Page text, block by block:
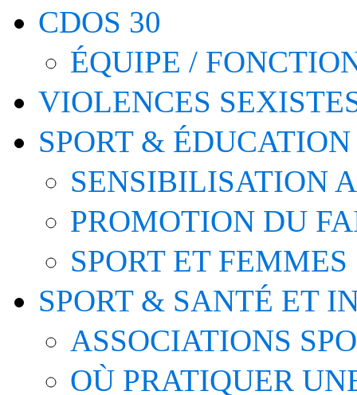
CDOS 30
ÉQUIPE /
VIOLENCES
SPORT &
SENSIBILISATION
PROMOTION DU
SPORT ET FEMMES
SPORT & SANTÉ ET
ASSOCIATIONS
OÙ PRATIQUER